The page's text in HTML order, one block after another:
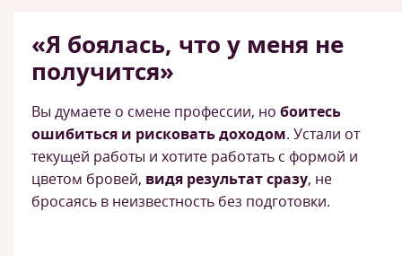
«Я боялась, что у меня не
получится»
Вы думаете о смене профессии, но боитесь
ошибиться и рисковать доходом. Устали от
текущей работы и хотите работать с формой и
цветом бровей, видя результат сразу, не
бросаясь в неизвестность без подготовки.